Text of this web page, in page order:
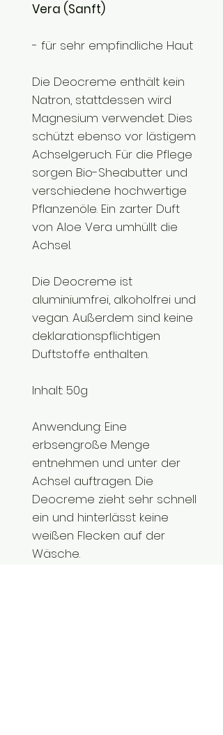
Vera (Sanft)
- für sehr empfindliche Haut
Die Deocreme enthält kein
Natron, stattdessen wird
Magnesium verwendet. Dies
schützt ebenso vor lästigem
Achselgeruch. Für die Pflege
sorgen Bio-Sheabutter und
verschiedene hochwertige
Pflanzenöle. Ein zarter Duft
von Aloe Vera umhüllt die
Achsel.
Die Deocreme ist
aluminiumfrei, alkoholfrei und
vegan. Außerdem sind keine
deklarationspflichtigen
Duftstoffe enthalten.
Inhalt: 50g
Anwendung: Eine
erbsengroße Menge
entnehmen und unter der
Achsel auftragen. Die
Deocreme zieht sehr schnell
ein und hinterlässt keine
weißen Flecken auf der
Wäsche.